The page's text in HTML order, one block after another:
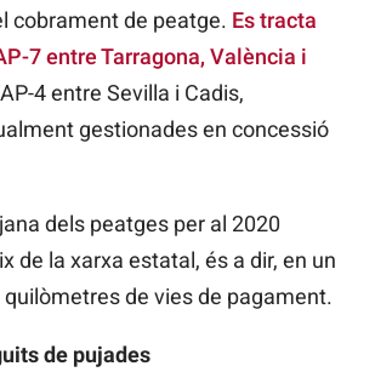
cobrament de peatge. Es tracta
7 entre Tarragona, València i
4 entre Sevilla i Cadis,
gestionades en concessió
dels peatges per al 2020
de la xarxa estatal, és a dir, en un
de vies de pagament.
de pujades